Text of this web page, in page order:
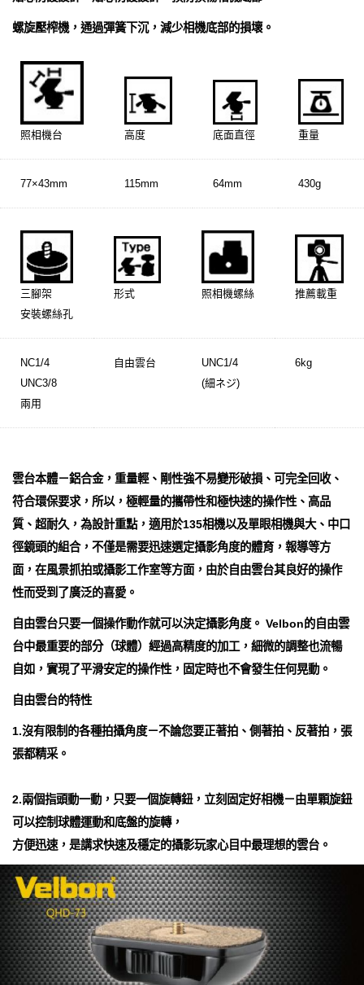
螺旋壓榨機，通過彈簧下沉，減少相機底部的損壞。
照相機台 高度 底面直徑 重量
77×43mm 115mm 64mm 430g
三腳架
安裝螺絲孔
形式 照相機螺絲 推薦載重
NC1/4
UNC3/8
兩用
自由雲台
UNC1/4
(細ネジ)
6kg
雲台本體－鋁合金，重量輕、剛性強不易變形破損、可完全回收、
符合環保要求，所以，極輕量的攜帶性和極快速的操作性、高品
質、超耐久，為設計重點，適用於135相機以及單眼相機與大、中口
徑鏡頭的組合，不僅是需要迅速選定攝影角度的體育，報導等方
面，在風景抓拍或攝影工作室等方面，由於自由雲台其良好的操作
性而受到了廣泛的喜愛。
自由雲台只要一個操作動作就可以決定攝影角度。 Velbon的自由雲
台中最重要的部分（球體）經過高精度的加工，細微的調整也流暢
自如，實現了平滑安定的操作性，固定時也不會發生任何晃動。
自由雲台的特性
1.沒有限制的各種拍攝角度－不論您要正著拍、側著拍、反著拍，張
張都精采。
2.兩個指頭動一動，只要一個旋轉鈕，立刻固定好相機－由單顆旋鈕
可以控制球體運動和底盤的旋轉，
方便迅速，是講求快速及穩定的攝影玩家心目中最理想的雲台。